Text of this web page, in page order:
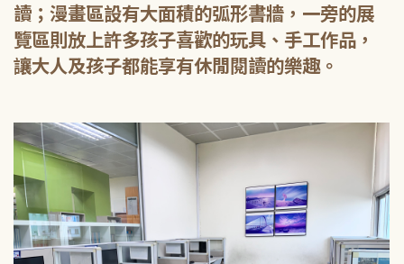
讀；漫畫區設有大面積的弧形書牆，一旁的展
覽區則放上許多孩子喜歡的玩具、手工作品，
讓大人及孩子都能享有休閒閱讀的樂趣。